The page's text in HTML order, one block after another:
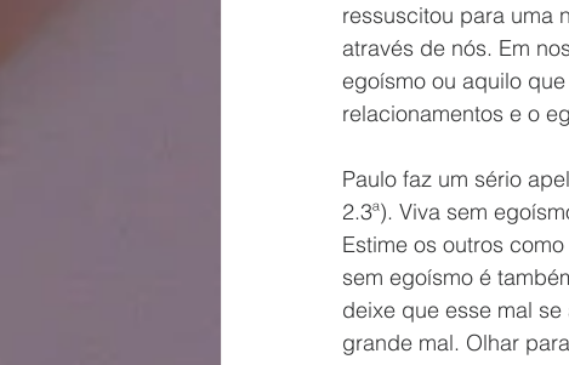
ressuscitou para uma
através de nós. Em
egoísmo ou aquilo
relacionamentos e o
Paulo faz um sério
2.3ª). Viva sem
Estime os outros
sem egoísmo é
deixe que esse mal
grande mal. Olhar